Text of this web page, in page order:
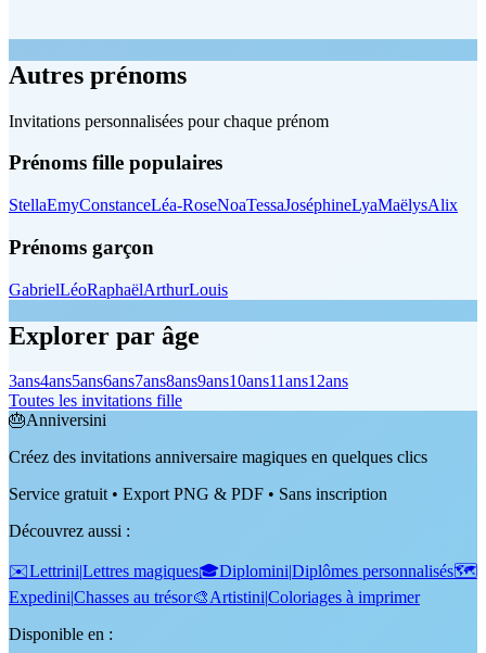
Autres prénoms
Invitations personnalisées pour chaque prénom
Prénoms fille populaires
StellaEmyConstanceLéa-RoseNoaTessaJoséphineLyaMaëlysAlix
Prénoms garçon
GabrielLéoRaphaëlArthurLouis
Explorer par âge
3ans4ans5ans6ans7ans8ans9ans10ans11ans12ans
Toutes les invitations fille
🎂Anniversini
Créez des invitations anniversaire magiques en quelques clics
Service gratuit • Export PNG & PDF • Sans inscription
Découvrez aussi :
✉️Lettrini|Lettres magiques🎓Diplomini|Diplômes personnalisés🗺️
Expedini|Chasses au trésor🎨Artistini|Coloriages à imprimer
Disponible en :